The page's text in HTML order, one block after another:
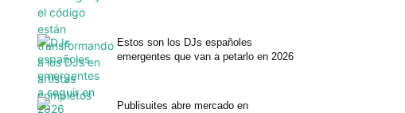
Estos son los DJs españoles
emergentes que van a petarlo en 2026
Publisuites abre mercado en